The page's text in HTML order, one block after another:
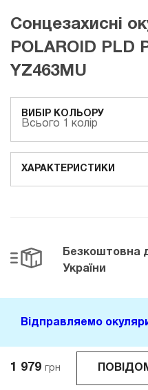
Сонцезахисні
POLAROID PLD
YZ463MU
ВИБІР КОЛЬОРУ
Всього 1 колір
ХАРАКТЕРИСТИКИ
1 979 грн
Безкоштовна
України
Відправляемо